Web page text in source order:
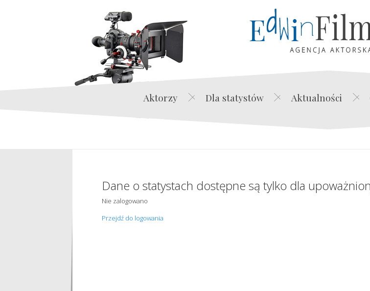
Aktorzy Dla statystów Aktualności
Dane o statystach dostępne są tylko dla
Nie zalogowano
Przejdź do logowania